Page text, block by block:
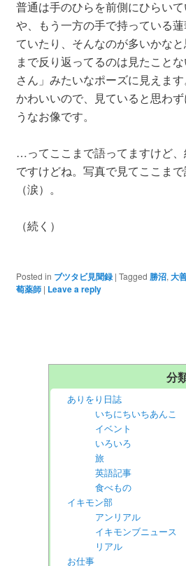
普通は手のひらを前側にひらいて
や、もう一方の手で持っている
ていたり、そんなのが多いかな
まで反り返ってるのは見たこと
さん」みたいなポーズに見えま
かわいいので、見ていると思わ
うなお像です。
…ってここまで語ってますけど
ですけどね。写真で見てここま
（涙）。
（続く）
Posted in ブツタビ見聞録 | Tagged 勝沼, 大
萄薬師 | Leave a reply
分
ありをり日誌
いちにちいちあんこ
イベント
いろいろ
旅
英語記事
食べもの
イキモン部
アンリアル
イキモンブニュース
リアル
お仕事